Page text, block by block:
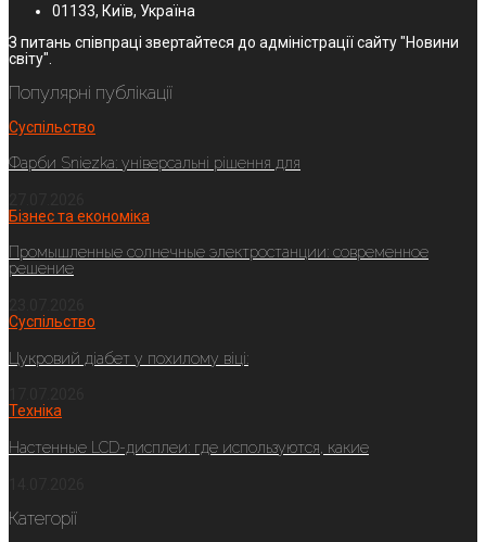
01133, Київ, Україна
З питань співпраці звертайтеся до адміністрації сайту "Новини
світу".
Популярні публікації
Суспільство
Фарби Sniezka: універсальні рішення для
Бізнес та економіка
Промышленные солнечные электростанции: современное
решение
Суспільство
Цукровий діабет у похилому віці:
Техніка
Настенные LCD-дисплеи: где используются, какие
Категорії